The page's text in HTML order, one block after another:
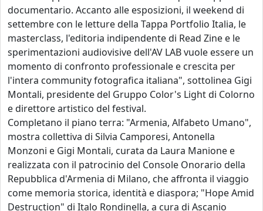
documentario. Accanto alle esposizioni, il weekend di
settembre con le letture della Tappa Portfolio Italia, le
masterclass, l'editoria indipendente di Read Zine e le
sperimentazioni audiovisive dell'AV LAB vuole essere un
momento di confronto professionale e crescita per
l'intera community fotografica italiana", sottolinea Gigi
Montali, presidente del Gruppo Color's Light di Colorno
e direttore artistico del festival.
Completano il piano terra: "Armenia, Alfabeto Umano",
mostra collettiva di Silvia Camporesi, Antonella
Monzoni e Gigi Montali, curata da Laura Manione e
realizzata con il patrocinio del Console Onorario della
Repubblica d'Armenia di Milano, che affronta il viaggio
come memoria storica, identità e diaspora; "Hope Amid
Destruction" di Italo Rondinella, a cura di Ascanio